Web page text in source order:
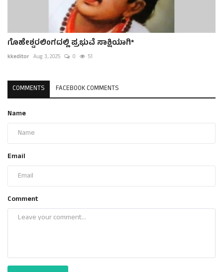
ಗೊಹೇಶ್ವರಲಿಂಗದಲ್ಲಿ ಪ್ರಭುವೆ ಸಾಕ್ಷಿಯಾಗಿ*
kkeditor Aug 3, 2025 0 51
COMMENTS FACEBOOK COMMENTS
Name
Email
Comment